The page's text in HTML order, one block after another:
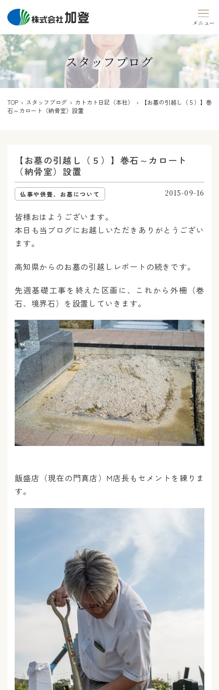
to
スタッフブログ
TOP › スタッフブログ › カトカト日記（本社）
› 【お墓の引越し（５）】巻
石～カロート（納骨室）設置
【お墓の引越し（５）】巻石～カロート
（納骨室）設置
仏事や供養、お墓について 2015-09-16
皆様おはようございます。
本日も当ブログにお越しいただきありがとうござい
ます。
高知県からのお墓の引越しレポートの続きです。
先週基礎工事を終えた区画に、これから外柵（巻
石、境界石）を設置していきます。
飯盛店（現在の門真店）M店長もセメントを練りま
す。